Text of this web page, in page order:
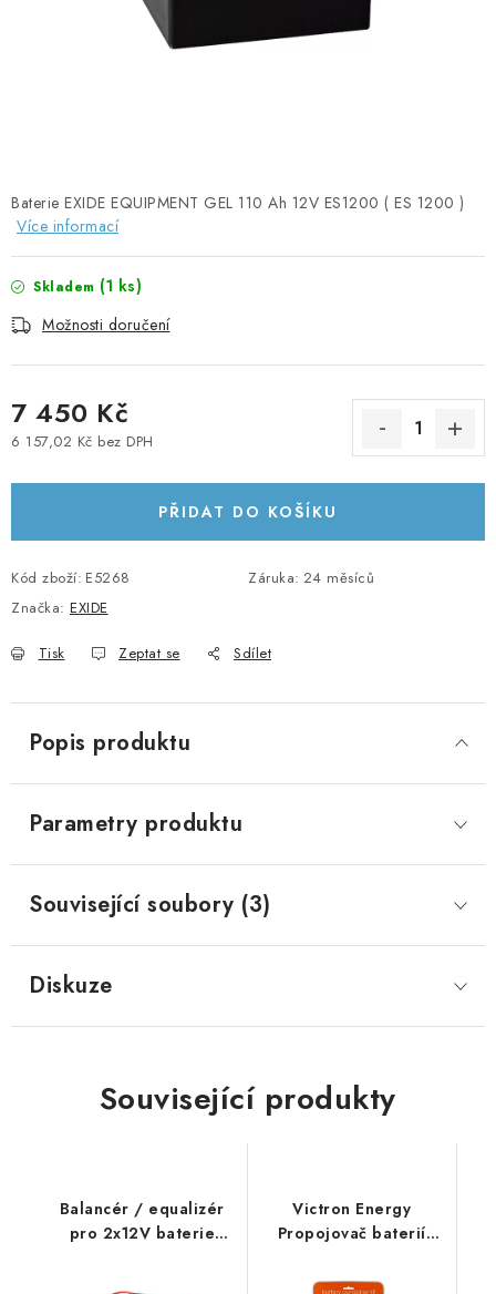
JAK VYBRAT SOLÁRNÍ SYSTÉM
POŠTOVNÉ A DOPRAVA
OBCHODNÍ PODMÍNKY
GDPR
SOLÁRNÍ NABÍJEČKY
SOLÁRNÍ REGULÁTORY
OVLÁDÁNÍ A MONITORING
KABELY A KONEKTORY
POWERBANKY
POŠTOVNÉ A DOPRAVA
OBCHODNÍ PODMÍNKY
AKUMULÁTORŮ
Baterie EXIDE EQUIPMENT GEL 110 Ah 12V ES1200 ( ES 1200 )
Více informací
Skladem (1 ks)
Možnosti doručení
7 450 Kč
6 157,02 Kč bez DPH
PŘIDAT DO KOŠÍKU
Kód zboží: E5268 Záruka: 24 měsíců
Značka: EXIDE
Tisk Zeptat se Sdílet
Popis produktu
Parametry produktu
Související soubory (3)
Diskuze
Související produkty
Balancér / equalizér
pro 2x12V baterie
Victron Energy
Propojovač baterií
KIT